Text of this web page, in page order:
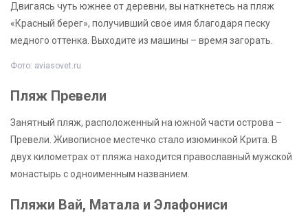
Двигаясь чуть южнее от деревни, вы наткнетесь на пляж
«Красный берег», получивший свое имя благодаря песку
медного оттенка. Выходите из машины – время загорать.
Фото: aviasovet.ru
Пляж Превели
Занятный пляж, расположенный на южной части острова –
Превели. Живописное местечко стало изюминкой Крита. В
двух километрах от пляжа находится православный мужской
монастырь с одноименным названием.
Пляжи Вай, Матала и Элафониси